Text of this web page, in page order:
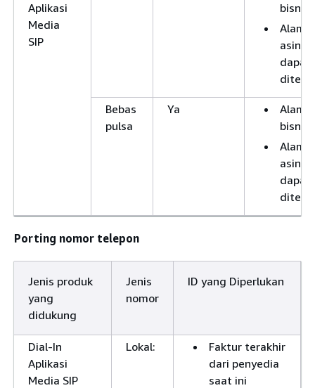
Aplikasi
Media
SIP
bisnis
asing
dapat
Bebas
pulsa
Ya
bisnis
asing
dapat
Porting nomor telepon
Jenis produk
yang
didukung
Jenis
nomor
ID yang Diperlukan
Dial-In
Aplikasi
Media SIP
Lokal:
Faktur terakhir
dari penyedia
saat ini